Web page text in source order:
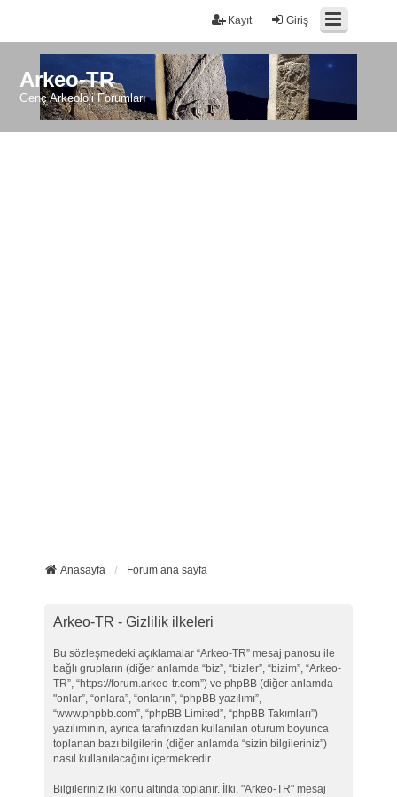
Giriş
Kayıt
Arkeo-TR
Genç Arkeoloji Forumları
Anasayfa Forum ana sayfa
Arkeo-TR - Gizlilik ilkeleri
Bu sözleşmedeki açıklamalar “Arkeo-TR” mesaj panosu ile
bağlı grupların (diğer anlamda “biz”, “bizler”, “bizim”, “Arkeo-
TR”, “https://forum.arkeo-tr.com”) ve phpBB (diğer anlamda
"onlar”, “onlara”, “onların”, “phpBB yazılımı”,
“www.phpbb.com”, “phpBB Limited”, “phpBB Takımları”)
yazılımının, ayrıca tarafınızdan kullanılan oturum boyunca
toplanan bazı bilgilerin (diğer anlamda “sizin bilgileriniz”)
nasıl kullanılacağını içermektedir.
Bilgileriniz iki konu altında toplanır. İlki, "Arkeo-TR" mesaj